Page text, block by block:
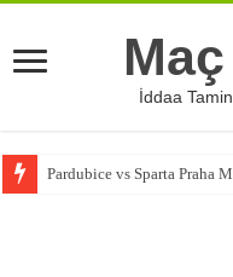
İddaa
Pardubice vs Sparta Praha